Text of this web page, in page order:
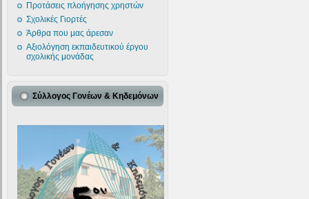
Προτάσεις πλοήγησης χρηστών
Σχολικές Γιορτές
Άρθρα που μας άρεσαν
Αξιολόγηση εκπαιδευτικού έργου
σχολικής μονάδας
Σύλλογος Γονέων & Κηδεμόνων